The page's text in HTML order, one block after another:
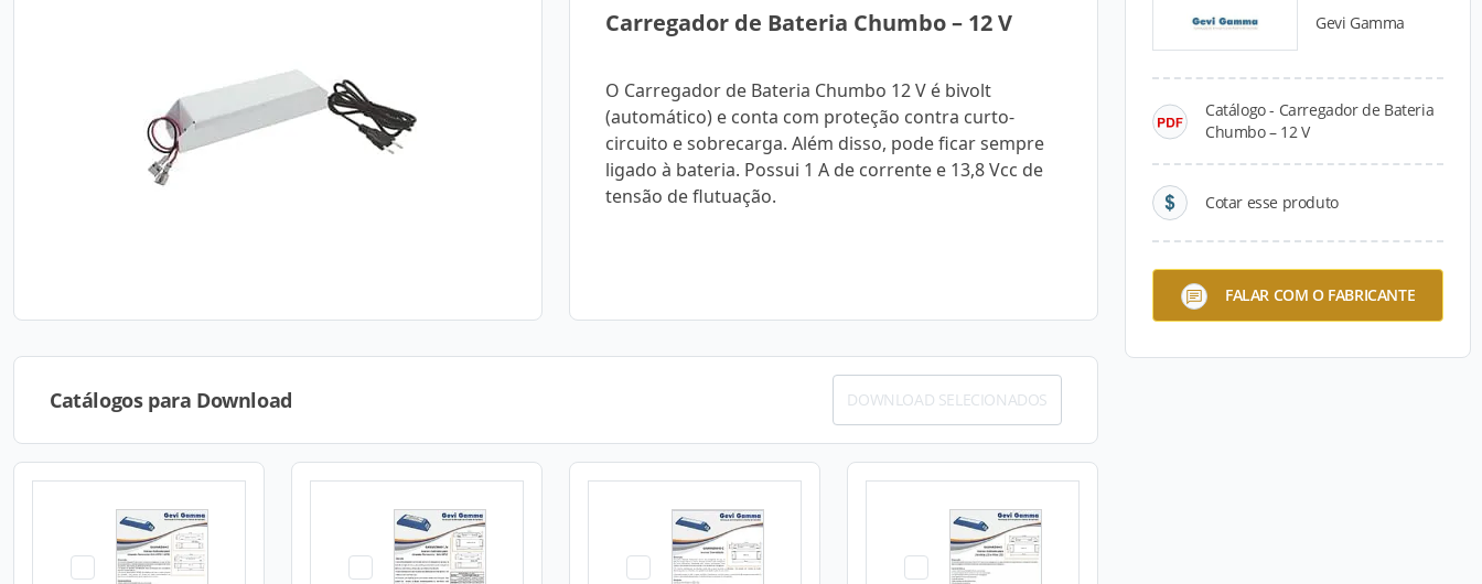
Carregador de Bateria Chumbo – 12 V
O Carregador de Bateria Chumbo 12 V é bivolt
(automático) e conta com proteção contra curto-
circuito e sobrecarga. Além disso, pode ficar sempre
ligado à bateria. Possui 1 A de corrente e 13,8 Vcc de
tensão de flutuação.
Gevi Gamma
Catálogo - Carregador de Bateria
Chumbo – 12 V
Cotar esse produto
FALAR COM O FABRICANTE
Catálogos para Download DOWNLOAD SELECIONADOS